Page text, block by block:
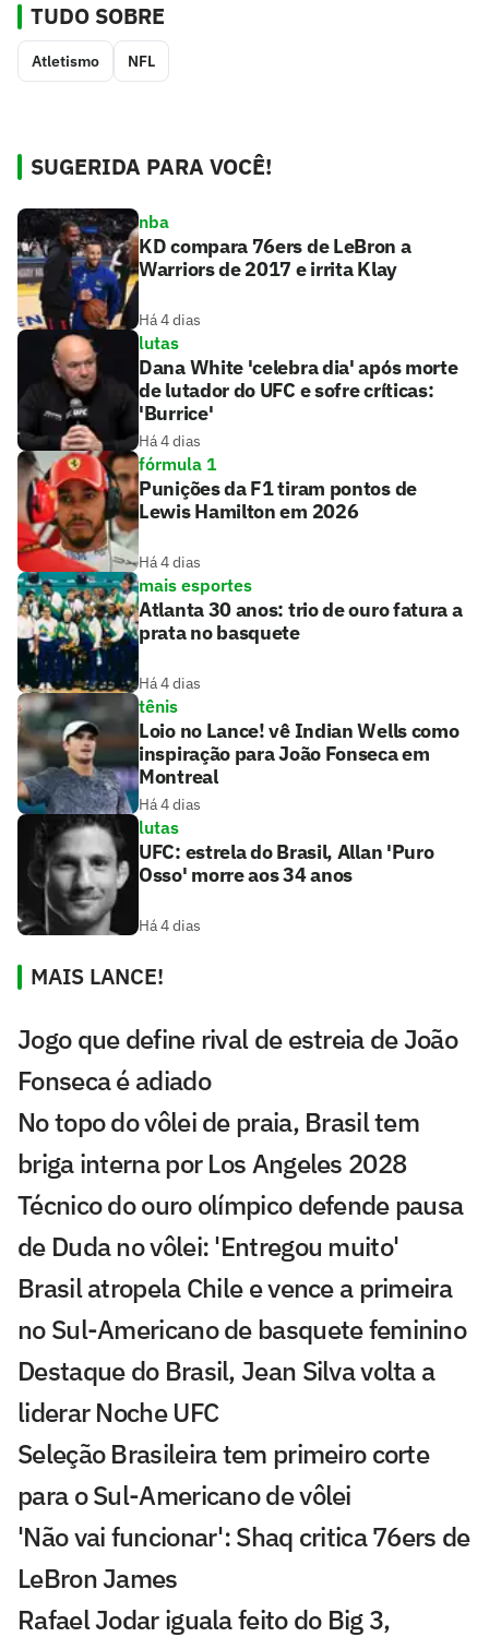
TUDO SOBRE
Atletismo NFL
SUGERIDA PARA VOCÊ!
nba
KD compara 76ers de LeBron a
Warriors de 2017 e irrita Klay
Há 4 dias
lutas
Dana White 'celebra dia' após morte
de lutador do UFC e sofre críticas:
'Burrice'
Há 4 dias
fórmula 1
Punições da F1 tiram pontos de
Lewis Hamilton em 2026
Há 4 dias
mais esportes
Atlanta 30 anos: trio de ouro fatura a
prata no basquete
Há 4 dias
tênis
Loio no Lance! vê Indian Wells como
inspiração para João Fonseca em
Montreal
Há 4 dias
lutas
UFC: estrela do Brasil, Allan 'Puro
Osso' morre aos 34 anos
Há 4 dias
MAIS LANCE!
Jogo que define rival de estreia de João
Fonseca é adiado
No topo do vôlei de praia, Brasil tem
briga interna por Los Angeles 2028
Técnico do ouro olímpico defende pausa
de Duda no vôlei: 'Entregou muito'
Brasil atropela Chile e vence a primeira
no Sul-Americano de basquete feminino
Destaque do Brasil, Jean Silva volta a
liderar Noche UFC
Seleção Brasileira tem primeiro corte
para o Sul-Americano de vôlei
'Não vai funcionar': Shaq critica 76ers de
LeBron James
Rafael Jodar iguala feito do Big 3,